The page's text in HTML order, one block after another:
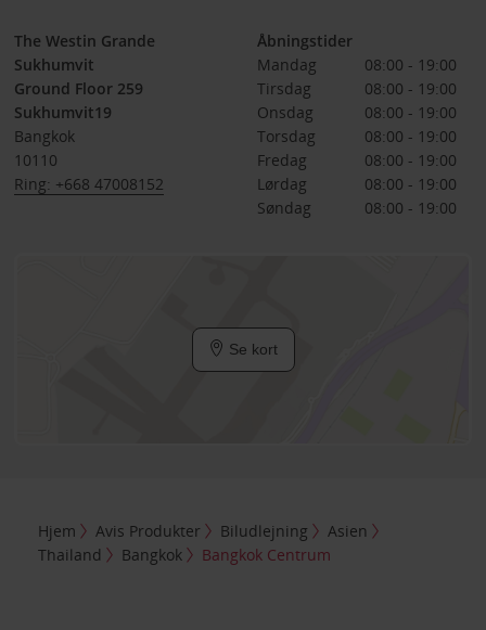
The Westin Grande
Sukhumvit
Ground Floor 259
Sukhumvit19
Bangkok
10110
Ring: +668 47008152
Åbningstider
Mandag
08:00 - 19:00
Tirsdag
08:00 - 19:00
Onsdag
08:00 - 19:00
Torsdag
08:00 - 19:00
Fredag
08:00 - 19:00
Lørdag
08:00 - 19:00
Søndag
08:00 - 19:00
Se kort
Hjem Avis Produkter Biludlejning
Asien
Thailand
Bangkok Bangkok Centrum